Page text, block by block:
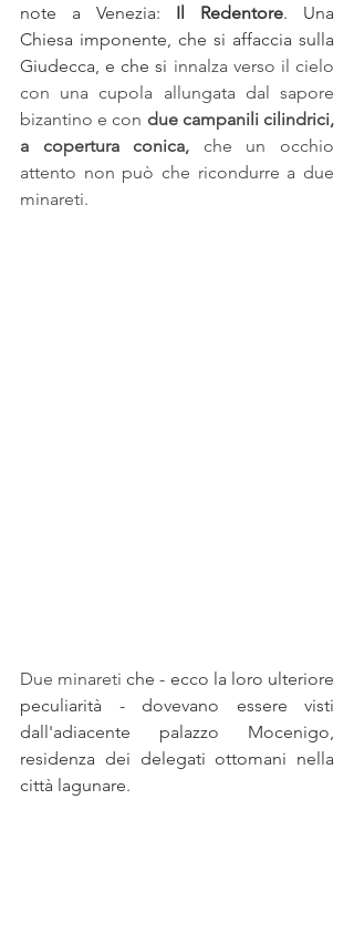
note a Venezia: Il Redentore. Una
Chiesa imponente, che si affaccia sulla
Giudecca, e che si innalza verso il cielo
con una cupola allungata dal sapore
bizantino e con due campanili cilindrici,
a copertura conica, che un occhio
attento non può che ricondurre a due
minareti.
Due minareti che - ecco la loro ulteriore
peculiarità - dovevano essere visti
dall'adiacente palazzo Mocenigo,
residenza dei delegati ottomani nella
città lagunare.